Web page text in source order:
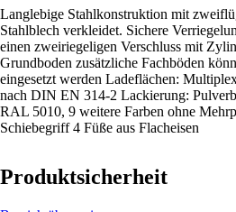
Langlebige Stahlkonstruktion mit
Stahlblech verkleidet. Sichere
einen zweiriegeligen Verschluss mit
Grundboden zusätzliche Fachböden
eingesetzt werden Ladeflächen:
nach DIN EN 314-2 Lackierung:
RAL 5010, 9 weitere Farben ohne
Schiebegriff 4 Füße aus Flacheisen
Produktsicherheit